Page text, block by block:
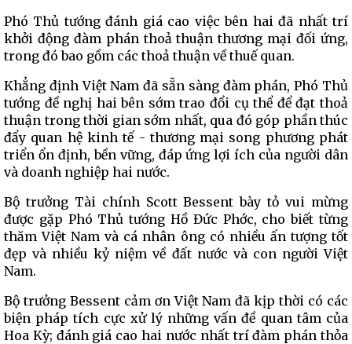
Phó Thủ tướng đánh giá cao việc bên hai đã nhất trí
khởi động đàm phán thoả thuận thương mại đối ứng,
trong đó bao gồm các thoả thuận về thuế quan.
Khẳng định Việt Nam đã sẵn sàng đàm phán, Phó Thủ
tướng đề nghị hai bên sớm trao đổi cụ thể để đạt thoả
thuận trong thời gian sớm nhất, qua đó góp phần thúc
đẩy quan hệ kinh tế - thương mại song phương phát
triển ổn định, bền vững, đáp ứng lợi ích của người dân
và doanh nghiệp hai nước.
Bộ trưởng Tài chính Scott Bessent bày tỏ vui mừng
được gặp Phó Thủ tướng Hồ Đức Phớc, cho biết từng
thăm Việt Nam và cá nhân ông có nhiều ấn tượng tốt
đẹp và nhiều kỷ niệm về đất nước và con người Việt
Nam.
Bộ trưởng Bessent cảm ơn Việt Nam đã kịp thời có các
biện pháp tích cực xử lý những vấn đề quan tâm của
Hoa Kỳ; đánh giá cao hai nước nhất trí đàm phán thỏa